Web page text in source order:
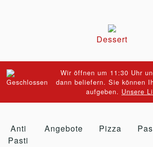
Dessert
Wir öffnen um 11:30 Uhr
dann beliefern. Sie können
aufgeben. Unsere
Anti
Pasti
Angebote Pizza